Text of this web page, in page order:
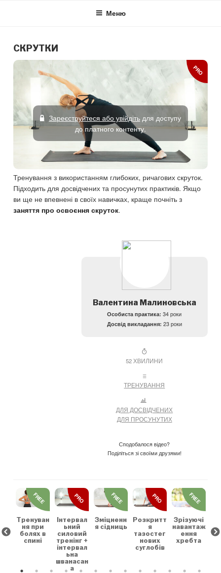
Меню
СКРУТКИ
PRO
Зареєструйтеся або увійдітьдля доступу
до платного контенту.
Тренування з використанням глибоких, ричагових скруток.
Підходить для досвідчених та просунутих практиків. Якщо
ви ще не впевнені в своїх навичках, краще почніть з
заняття про освоєння скруток.
Валентина Малиновська
Особиста практика: 34 роки
Досвід викладання: 23 роки
52 ХВИЛИНИ
ТРЕНУВАННЯ
ДЛЯ ДОСВІДЧЕНИХ
ДЛЯ ПРОСУНУТИХ
Сподобалося відео?
Поділіться зі своїми друзями!
Тренуван
ня при
болях в
спині
FREE
Інтервал
ьний
силовий
тренінг +
інтервал
ьна
шванасан
а
PRO
Зміцненн
я сідниць
FREE
Розкритт
я
тазостег
нових
суглобів
PRO
Зрізуючі
навантаж
ення
хребта
FREE